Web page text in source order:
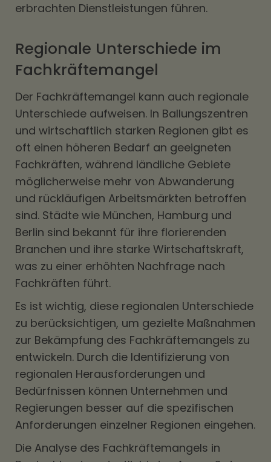
erbrachten Dienstleistungen führen.
Regionale Unterschiede im
Fachkräftemangel
Der Fachkräftemangel kann auch regionale
Unterschiede aufweisen. In Ballungszentren
und wirtschaftlich starken Regionen gibt es
oft einen höheren Bedarf an geeigneten
Fachkräften, während ländliche Gebiete
möglicherweise mehr von Abwanderung
und rückläufigen Arbeitsmärkten betroffen
sind. Städte wie München, Hamburg und
Berlin sind bekannt für ihre florierenden
Branchen und ihre starke Wirtschaftskraft,
was zu einer erhöhten Nachfrage nach
Fachkräften führt.
Es ist wichtig, diese regionalen Unterschiede
zu berücksichtigen, um gezielte Maßnahmen
zur Bekämpfung des Fachkräftemangels zu
entwickeln. Durch die Identifizierung von
regionalen Herausforderungen und
Bedürfnissen können Unternehmen und
Regierungen besser auf die spezifischen
Anforderungen einzelner Regionen eingehen.
Die Analyse des Fachkräftemangels in